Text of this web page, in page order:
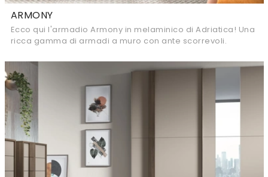
ARMONY
Ecco qui l'armadio Armony in melaminico di Adriatica! Una
ricca gamma di armadi a muro con ante scorrevoli.